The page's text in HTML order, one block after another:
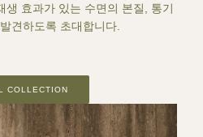
생 효과가 있는 수면의 본질, 통기
견하도록 초대합니다.
COLLECTION